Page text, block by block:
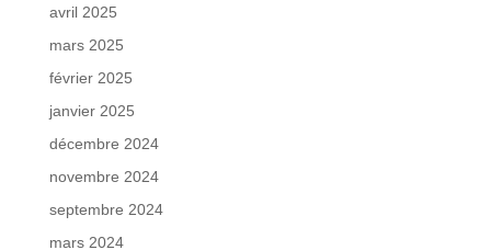
avril 2025
mars 2025
février 2025
janvier 2025
décembre 2024
novembre 2024
septembre 2024
mars 2024